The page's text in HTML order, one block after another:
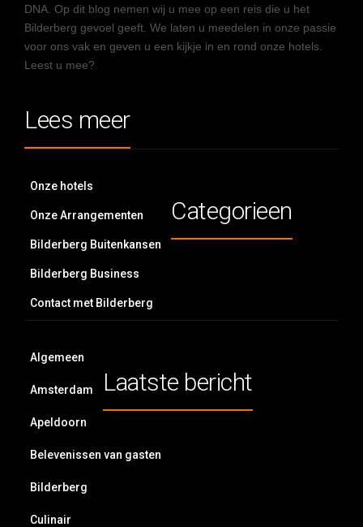
DNA. Op dit blog nemen wij u mee op een reis die u het
Bilderberg gevoel geeft. We laten u meedelen in onze passie
voor ons vak en geven u een kijkje in en rond onze hotels.
Leest u mee?
Lees meer
Onze hotels
Onze Arrangementen
Bilderberg Buitenkansen
Bilderberg Business
Contact met Bilderberg
Categorieen
Algemeen
Amsterdam
Apeldoorn
Belevenissen van gasten
Bilderberg
Culinair
Laatste bericht